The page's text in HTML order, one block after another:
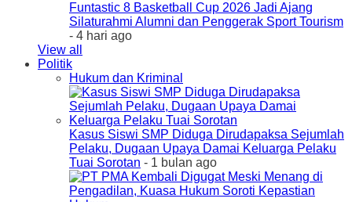
Funtastic 8 Basketball Cup 2026 Jadi Ajang
Silaturahmi Alumni dan Penggerak Sport Tourism
- 4 hari ago
View all
Politik
Hukum dan Kriminal
Kasus Siswi SMP Diduga Dirudapaksa Sejumlah
Pelaku, Dugaan Upaya Damai Keluarga Pelaku
Tuai Sorotan - 1 bulan ago